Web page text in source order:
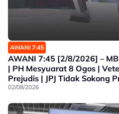
AWANI 7:45
AWANI 7:45 [2/8/2026] –
| PH Mesyuarat 8 Ogos |
Prejudis | JPJ Tidak Sokong
02/08/2026